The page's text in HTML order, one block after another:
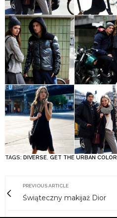
TAGS: DIVERSE, GET THE URBAN COLOR
PREVIOUS ARTICLE
Świąteczny makijaż Dior